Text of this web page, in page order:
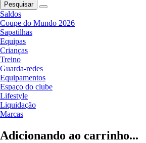
Pesquisar
Saldos
Coupe do Mundo 2026
Sapatilhas
Equipas
Crianças
Treino
Guarda-redes
Equipamentos
Espaço do clube
Lifestyle
Liquidação
Marcas
Adicionando ao carrinho...